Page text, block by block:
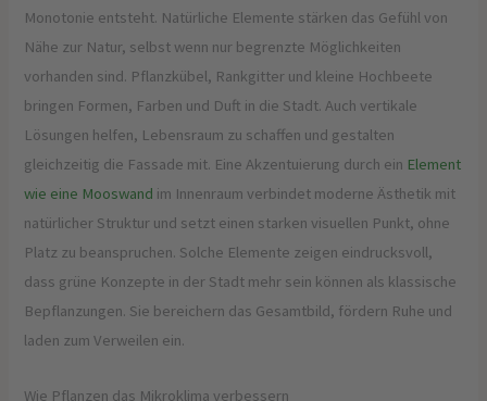
Monotonie entsteht. Natürliche Elemente stärken das Gefühl von
Nähe zur Natur, selbst wenn nur begrenzte Möglichkeiten
vorhanden sind. Pflanzkübel, Rankgitter und kleine Hochbeete
bringen Formen, Farben und Duft in die Stadt. Auch vertikale
Lösungen helfen, Lebensraum zu schaffen und gestalten
gleichzeitig die Fassade mit. Eine Akzentuierung durch ein Element
wie eine Mooswand im Innenraum verbindet moderne Ästhetik mit
natürlicher Struktur und setzt einen starken visuellen Punkt, ohne
Platz zu beanspruchen. Solche Elemente zeigen eindrucksvoll,
dass grüne Konzepte in der Stadt mehr sein können als klassische
Bepflanzungen. Sie bereichern das Gesamtbild, fördern Ruhe und
laden zum Verweilen ein.
Wie Pflanzen das Mikroklima verbessern